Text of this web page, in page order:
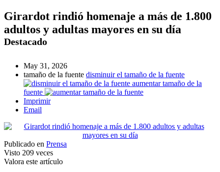
Girardot rindió homenaje a más de 1.800
adultos y adultas mayores en su día
Destacado
May 31, 2026
tamaño de la fuente disminuir el tamaño de la fuente
aumentar tamaño de la
fuente
Imprimir
Email
Publicado en Prensa
Visto 209 veces
Valora este artículo